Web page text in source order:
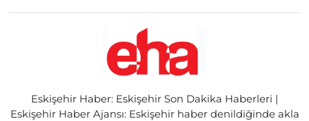
Eskişehir Haber: Eskişehir Son Dakika Haberleri |
Eskişehir Haber Ajansı: Eskişehir haber denildiğinde akla